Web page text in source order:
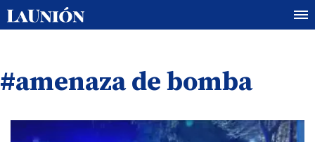
#amenaza de bomba